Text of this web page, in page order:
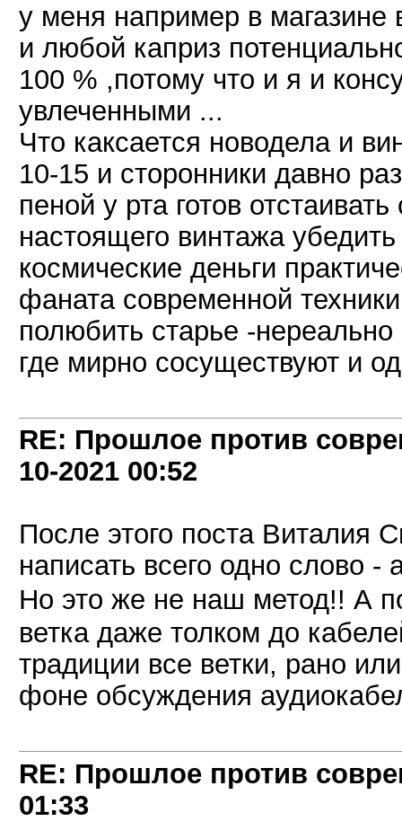
у меня например в
и любой каприз
100 % ,потому что и я и
увлеченными ...
Что каксается новодела и
10-15 и сторонники давно
пеной у рта готов
настоящего винтажа
космические деньги
фаната современной
полюбить старье -
где мирно сосуществуют и
RE: Прошлое против
10-2021 00:52
После этого поста Виталия
написать всего одно слово -
Но это же не наш метод!! А
ветка даже толком до
традиции все ветки, рано
фоне обсуждения
RE: Прошлое против
01:33